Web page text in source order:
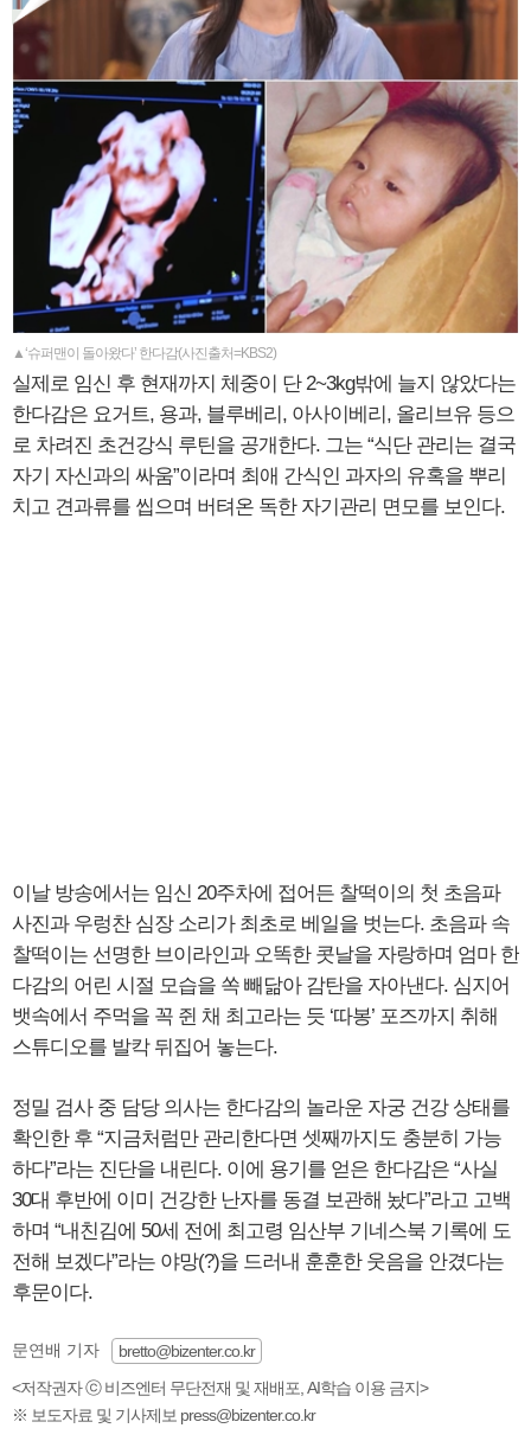
▲‘슈퍼맨이 돌아왔다’ 한다감(사진출처=KBS2)
실제로 임신 후 현재까지 체중이 단 2~3kg밖에 늘지 않았다는
한다감은 요거트, 용과, 블루베리, 아사이베리, 올리브유 등으
로 차려진 초건강식 루틴을 공개한다. 그는 “식단 관리는 결국
자기 자신과의 싸움”이라며 최애 간식인 과자의 유혹을 뿌리
치고 견과류를 씹으며 버텨온 독한 자기관리 면모를 보인다.
이날 방송에서는 임신 20주차에 접어든 찰떡이의 첫 초음파
사진과 우렁찬 심장 소리가 최초로 베일을 벗는다. 초음파 속
찰떡이는 선명한 브이라인과 오똑한 콧날을 자랑하며 엄마 한
다감의 어린 시절 모습을 쏙 빼닮아 감탄을 자아낸다. 심지어
뱃속에서 주먹을 꼭 쥔 채 최고라는 듯 ‘따봉’ 포즈까지 취해
스튜디오를 발칵 뒤집어 놓는다.
정밀 검사 중 담당 의사는 한다감의 놀라운 자궁 건강 상태를
확인한 후 “지금처럼만 관리한다면 셋째까지도 충분히 가능
하다”라는 진단을 내린다. 이에 용기를 얻은 한다감은 “사실
30대 후반에 이미 건강한 난자를 동결 보관해 놨다”라고 고백
하며 “내친김에 50세 전에 최고령 임산부 기네스북 기록에 도
전해 보겠다”라는 야망(?)을 드러내 훈훈한 웃음을 안겼다는
후문이다.
문연배 기자
bretto@bizenter.co.kr
<저작권자 ⓒ 비즈엔터 무단전재 및 재배포, AI학습 이용 금지>
※ 보도자료 및 기사제보 press@bizenter.co.kr